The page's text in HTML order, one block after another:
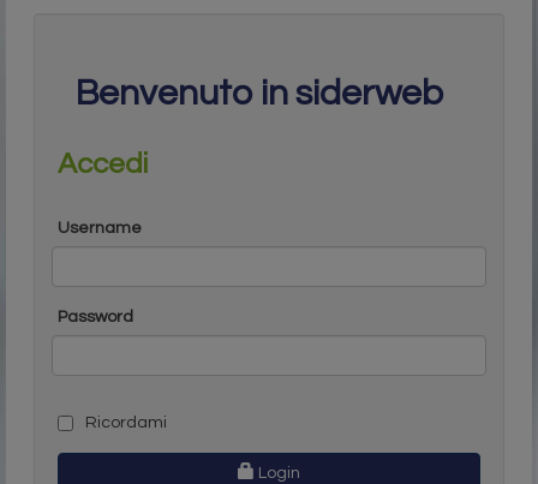
Benvenuto in siderweb
Accedi
Username
Password
Ricordami
Login